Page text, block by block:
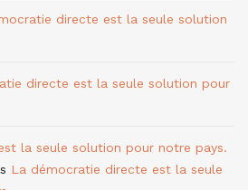
directe est la seule solution
directe est la seule solution pour
la seule solution pour notre pays.
La démocratie directe est la seule